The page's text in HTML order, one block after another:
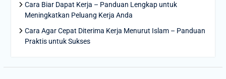
Cara Biar Dapat Kerja – Panduan Lengkap untuk
Meningkatkan Peluang Kerja Anda
Cara Agar Cepat Diterima Kerja Menurut Islam – Panduan
Praktis untuk Sukses